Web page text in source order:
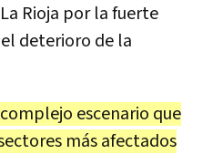
Rioja por la fuerte
deterioro de la
escenario que
más afectados